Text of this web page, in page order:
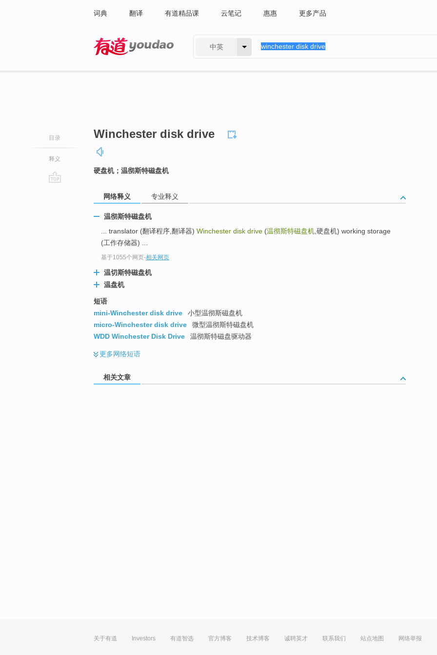
词典 翻译 有道精品课 云笔记 惠惠 更多产品
中英
目录
释义
Winchester disk drive
硬盘机；温彻斯特磁盘机
网络释义 专业释义
温彻斯特磁盘机
... translator (翻译程序,翻译器) Winchester disk drive (温彻斯特磁盘机 ,硬盘机) working storage
(工作存储器) ...
基于1055个网页-相关网页
温切斯特磁盘机
温盘机
短语
mini-Winchester disk drive
小型温彻斯磁盘机
micro-Winchester disk drive
微型温彻斯特磁盘机
WDD Winchester Disk Drive
温彻斯特磁盘驱动器
更多网络短语
相关文章
关于有道 Investors 有道智选 官方博客 技术博客 诚聘英才 联系我们 站点地图 网络举报